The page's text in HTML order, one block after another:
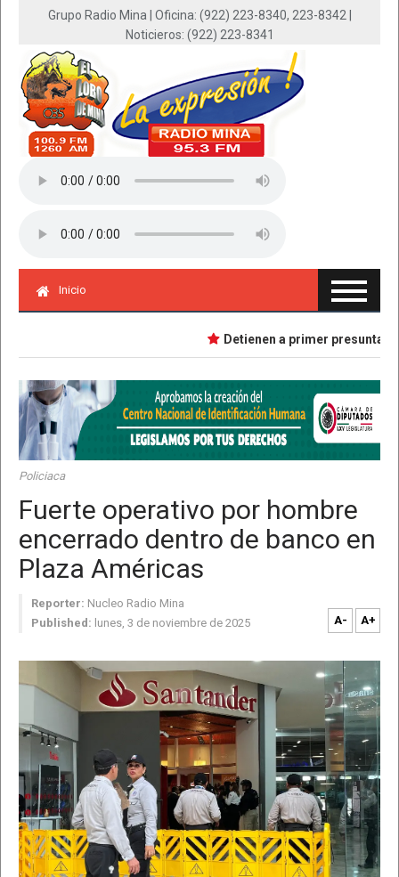
Grupo Radio Mina | Oficina: (922) 223-8340, 223-8342 |
Noticieros: (922) 223-8341
Inicio
Detienen a primer presunta
Policiaca
Fuerte operativo por hombre
encerrado dentro de banco en
Plaza Américas
Reporter: Nucleo Radio Mina
Published: lunes, 3 de noviembre de 2025 A- A+